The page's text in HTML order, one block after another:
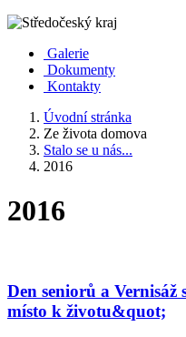
Galerie
Dokumenty
Kontakty
Úvodní stránka
Ze života domova
Stalo se u nás...
2016
2016
Den seniorů a
místo k životu&quot;